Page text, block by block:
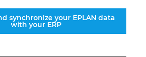
synchronize your EPLAN data
with your ERP